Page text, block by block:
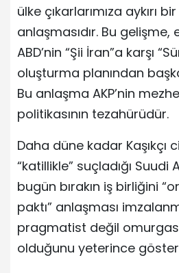
ülke çıkarlarımıza aykırı
anlaşmasıdır. Bu
ABD’nin “Şii İran”a karşı
oluşturma planından
Bu anlaşma AKP’nin
politikasının tezahürüdür.
Daha düne kadar Kaşıkçı
“katillikle” suçladığı Suudi
bugün bırakın iş birliğini
paktı” anlaşması
pragmatist değil
olduğunu yeterince